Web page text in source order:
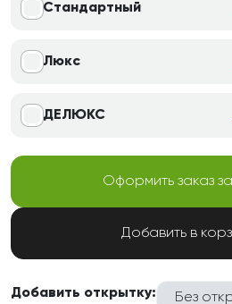
Стандартный
Люкс
ДЕЛЮКС
Оформить заказ
Добавить в
Добавить открытку: